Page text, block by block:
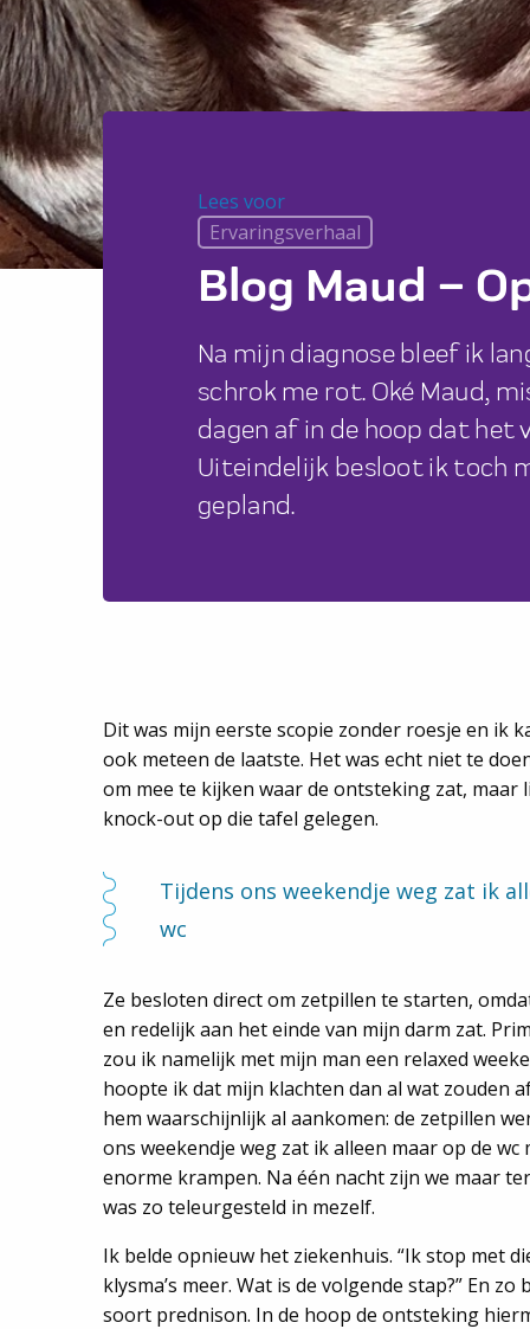
Lees voorLees voor
Ervaringsverhaal
Blog Maud –
Na mijn diagnose bleef ik
schrok me rot. Oké Maud,
dagen af in de hoop dat het
Uiteindelijk besloot ik toch
gepland.
Dit was mijn eerste scopie zonder roesje en ik
ook meteen de laatste. Het was echt niet te
om mee te kijken waar de ontsteking zat, maar
knock-out op die tafel gelegen.
Tijdens ons weekendje weg zat ik
wc
Ze besloten direct om zetpillen te starten,
en redelijk aan het einde van mijn darm zat.
zou ik namelijk met mijn man een relaxed
hoopte ik dat mijn klachten dan al wat zouden
hem waarschijnlijk al aankomen: de zetpillen
ons weekendje weg zat ik alleen maar op de wc
enorme krampen. Na één nacht zijn we maar
was zo teleurgesteld in mezelf.
Ik belde opnieuw het ziekenhuis. “Ik stop met
klysma’s meer. Wat is de volgende stap?” En
soort prednison. In de hoop de ontsteking